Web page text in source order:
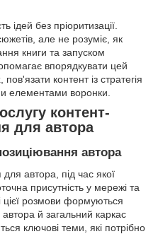
ідей без пріоритизації.
але не розуміє, як
книги та запуском
впорядкувати цей
контент із стратегія
елементами воронки.
контент-
для автора
автора
автора, під час якої
присутність у мережі та
розмови формуються
й загальний каркас
ключові теми, які потрібно